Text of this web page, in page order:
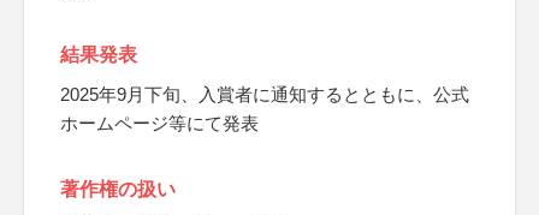
結果発表
2025年9月下旬、入賞者に通知するとともに、公式
ホームページ等にて発表
著作権の扱い